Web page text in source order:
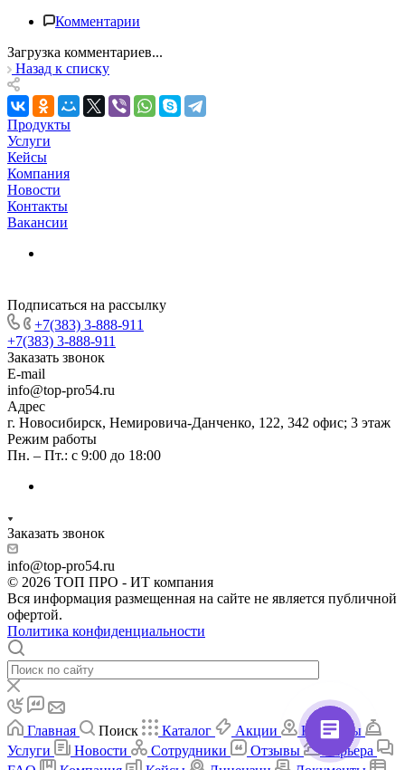
Комментарии
Загрузка комментариев...
Назад к списку
Продукты
Услуги
Кейсы
Компания
Новости
Контакты
Вакансии
Подписаться на рассылку
+7(383) 3-888-911
+7(383) 3-888-911
Заказать звонок
E-mail
info@top-pro54.ru
Адрес
г. Новосибирск, ​Немировича-Данченко, 122, 342 офис; 3 этаж
Режим работы
Пн. – Пт.: с 9:00 до 18:00
Заказать звонок
info@top-pro54.ru
© 2026 ТОП ПРО - ИТ компания
Вся информация размещенная на сайте не является публичной
офертой.
Политика конфиденциальности
Главная Поиск Каталог Акции
Контакты
Услуги
Новости Сотрудники Отзывы
Карьера